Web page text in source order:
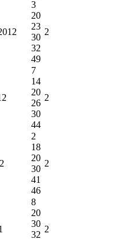
3
20
23
30
32
49
2
7
14
20
26
30
44
2
2
18
20
30
41
46
2
8
20
30
32
2